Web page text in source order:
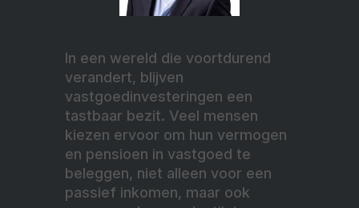
In een wereld die voortdurend
verandert, blijven
vastgoedinvesteringen een
tastbaar bezit. Veel mensen
kiezen ervoor om hun vermogen
en pensioen in vastgoed te
beleggen, niet alleen voor een
passief inkomen, maar ook